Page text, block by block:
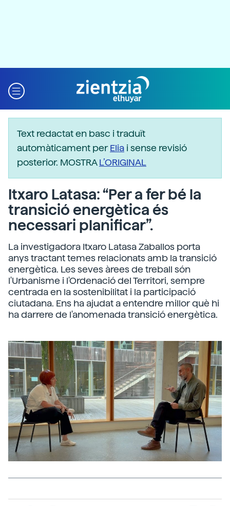
Text redactat en basc i traduït
automàticament perElia i sense revisió
posterior. MOSTRAL’ORIGINAL
Itxaro Latasa: “Per a fer bé la
transició energètica és
necessari planificar”.
La investigadora Itxaro Latasa Zaballos porta
anys tractant temes relacionats amb la transició
energètica. Les seves àrees de treball són
l'Urbanisme i l'Ordenació del Territori, sempre
centrada en la sostenibilitat i la participació
ciutadana. Ens ha ajudat a entendre millor què hi
ha darrere de l'anomenada transició energètica.